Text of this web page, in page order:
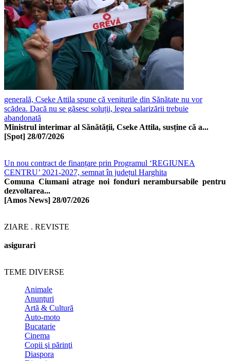
generală, Cseke Attila spune că veniturile din Sănătate nu vor
scădea. Dacă nu se găsesc soluții, legea salarizării trebuie
abandonată
Ministrul interimar al Sănătății, Cseke Attila, susține că a...
[Spot] 28/07/2026
Un nou contract de finanțare prin Programul ‘REGIUNEA
CENTRU’ 2021-2027, semnat în județul Harghita
Comuna Ciumani atrage noi fonduri nerambursabile pentru
dezvoltarea...
[Amos News] 28/07/2026
ZIARE . REVISTE
asigurari
TEME DIVERSE
Animale
Anunţuri
Artă & Cultură
Auto-moto
Bucatarie
Cinema
Copii şi părinţi
Diaspora